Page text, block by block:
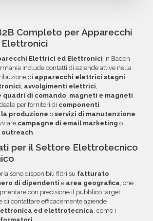
perfetto per la tua
futuri acquisti. La garanzia copre
come email inesistenti o DNS
Banca Sella e PayPal. Inoltre,
voluminosi, è possibile acquistare
su come sfruttare
Completo per Apparecchi
Elettrici ed Elettronici in Baden-
include contatti di aziende attive nella
di apparecchi elettrici stagni,
, avvolgimenti elettrici,
di comando, magneti e magneti
per fornitori di componenti,
produzione o servizi di manutenzione
campagne di email marketing o
outreach.
per il Settore Elettrotecnico
sono disponibili filtri su fatturato
di dipendenti e area geografica , che
con precisione il pubblico target.
di contattare efficacemente aziende
ed elettrotecnica , come i